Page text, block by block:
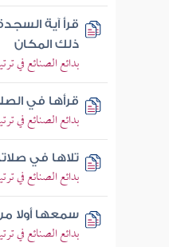
قرأ آية
ذلك المكان
بدائع الصنائع
قرأها في
بدائع الصنائع
تلاها في
بدائع الصنائع
سمعها أولا
بدائع الصنائع